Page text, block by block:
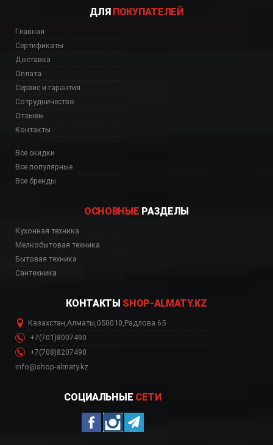
цена, Астана,
ДЛЯ ПОКУПАТЕЛЕЙ
Главная
Сертификаты
Доставка
Оплата
Сервис и гарантия
Сотрудничество
Отзывы
Контакты
Все скидки
Все популярные
Все бренды
ОСНОВНЫЕ РАЗДЕЛЫ
Кухонная техника
Мелкобытовая техника
Бытовая техника
Сантехника
КОНТАКТЫ SHOP-ALMATY.KZ
Казахстан,Алматы,050010,Радлова 65
+7(701)8007490
+7(708)8207490
info@shop-almaty.kz
СОЦИАЛЬНЫЕ СЕТИ